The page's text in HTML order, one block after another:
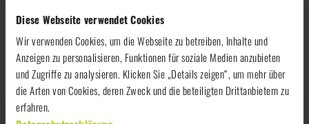
Diese Webseite verwendet Cookies
Wir verwenden Cookies, um die Webseite zu betreiben, Inhalte und
Anzeigen zu personalisieren, Funktionen für soziale Medien anzubieten
und Zugriffe zu analysieren. Klicken Sie „Details zeigen“, um mehr über
die Arten von Cookies, deren Zweck und die beteiligten Drittanbietern zu
erfahren.
mit ihren Ideen und Umsetzungen die Jury begeistert haben.
Wir gratulieren allen Gewinnern des Gastro Contests und
freuen uns auf weitere innovative Konzepte in der Zukunft.